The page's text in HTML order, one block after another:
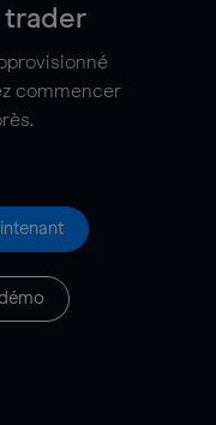
trader
commencer